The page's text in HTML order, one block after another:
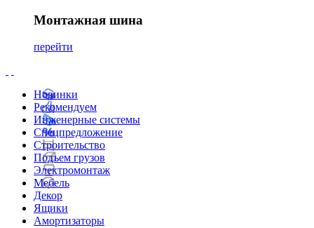
Монтажная шина
перейти
Новинки
Рекомендуем
Инженерные системы
Спецпредложение
Строительство
Подъем грузов
Электромонтаж
Мебель
Декор
Ящики
Амортизаторы